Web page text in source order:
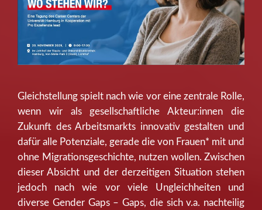
Gleichstellung spielt nach wie vor eine zentrale Rolle,
wenn wir als gesellschaftliche Akteur:innen die
Zukunft des Arbeitsmarkts innovativ gestalten und
dafür alle Potenziale, gerade die von Frauen* mit und
ohne Migrationsgeschichte, nutzen wollen. Zwischen
dieser Absicht und der derzeitigen Situation stehen
jedoch nach wie vor viele Ungleichheiten und
diverse Gender Gaps – Gaps, die sich v.a. nachteilig